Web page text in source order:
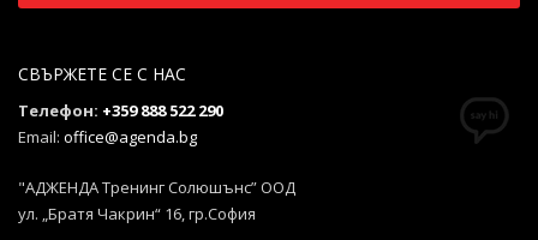
СВЪРЖЕТЕ СЕ С НАС
Телефон: +359 888 522 290
Email: office@agenda.bg
"АДЖЕНДА Тренинг Солюшънс” ООД
ул. „Братя Чакрин“ 16, гр.София